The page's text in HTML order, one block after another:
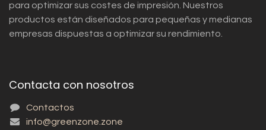
para optimizar sus costes de impresión. Nuestros
productos están diseñados para pequeñas y medianas
empresas dispuestas a optimizar su rendimiento.
Contacta con nosotros
Contactos
info@greenzone.zone